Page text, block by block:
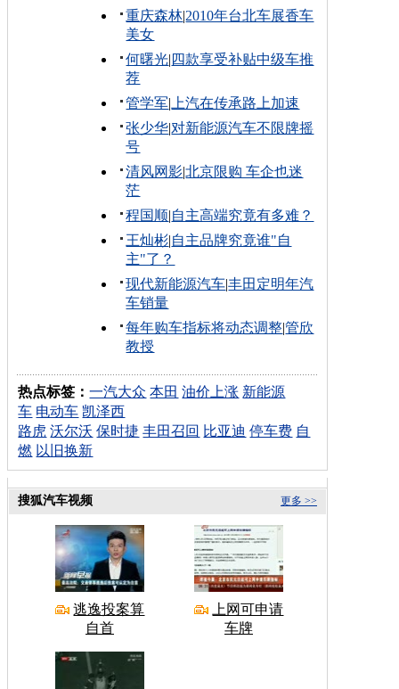
重庆森林|2010年台北车展香车
美女
何曙光| 四款享受补贴中级车推
荐
管学军| 上汽在传承路上加速
张少华|对新能源汽车不限牌摇
号
清风网影|北京限购 车企也迷
茫
程国顺|自主高端究竟有多难？
王灿彬|自主品牌究竟谁"自
主"了？
现代新能源汽车|丰田定明年汽
车销量
每年购车指标将动态调整|管欣
教授
热点标签：一汽大众 本田 油价上涨 新能源
车 电动车 凯泽西
路虎 沃尔沃 保时捷 丰田召回 比亚迪 停车费 自
燃 以旧换新
更多 >>
搜狐汽车视频
逃逸投案算
自首
上网可申请
车牌